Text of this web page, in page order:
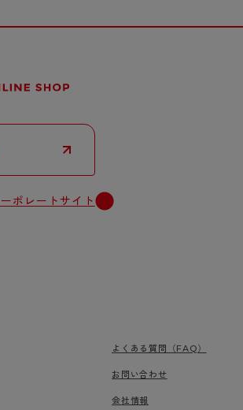
ポレートサイト
よくある質問（FAQ）
お問い合わせ
会社情報